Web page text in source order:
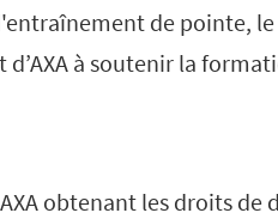
de pointe, le
à soutenir la
obtenant les droits